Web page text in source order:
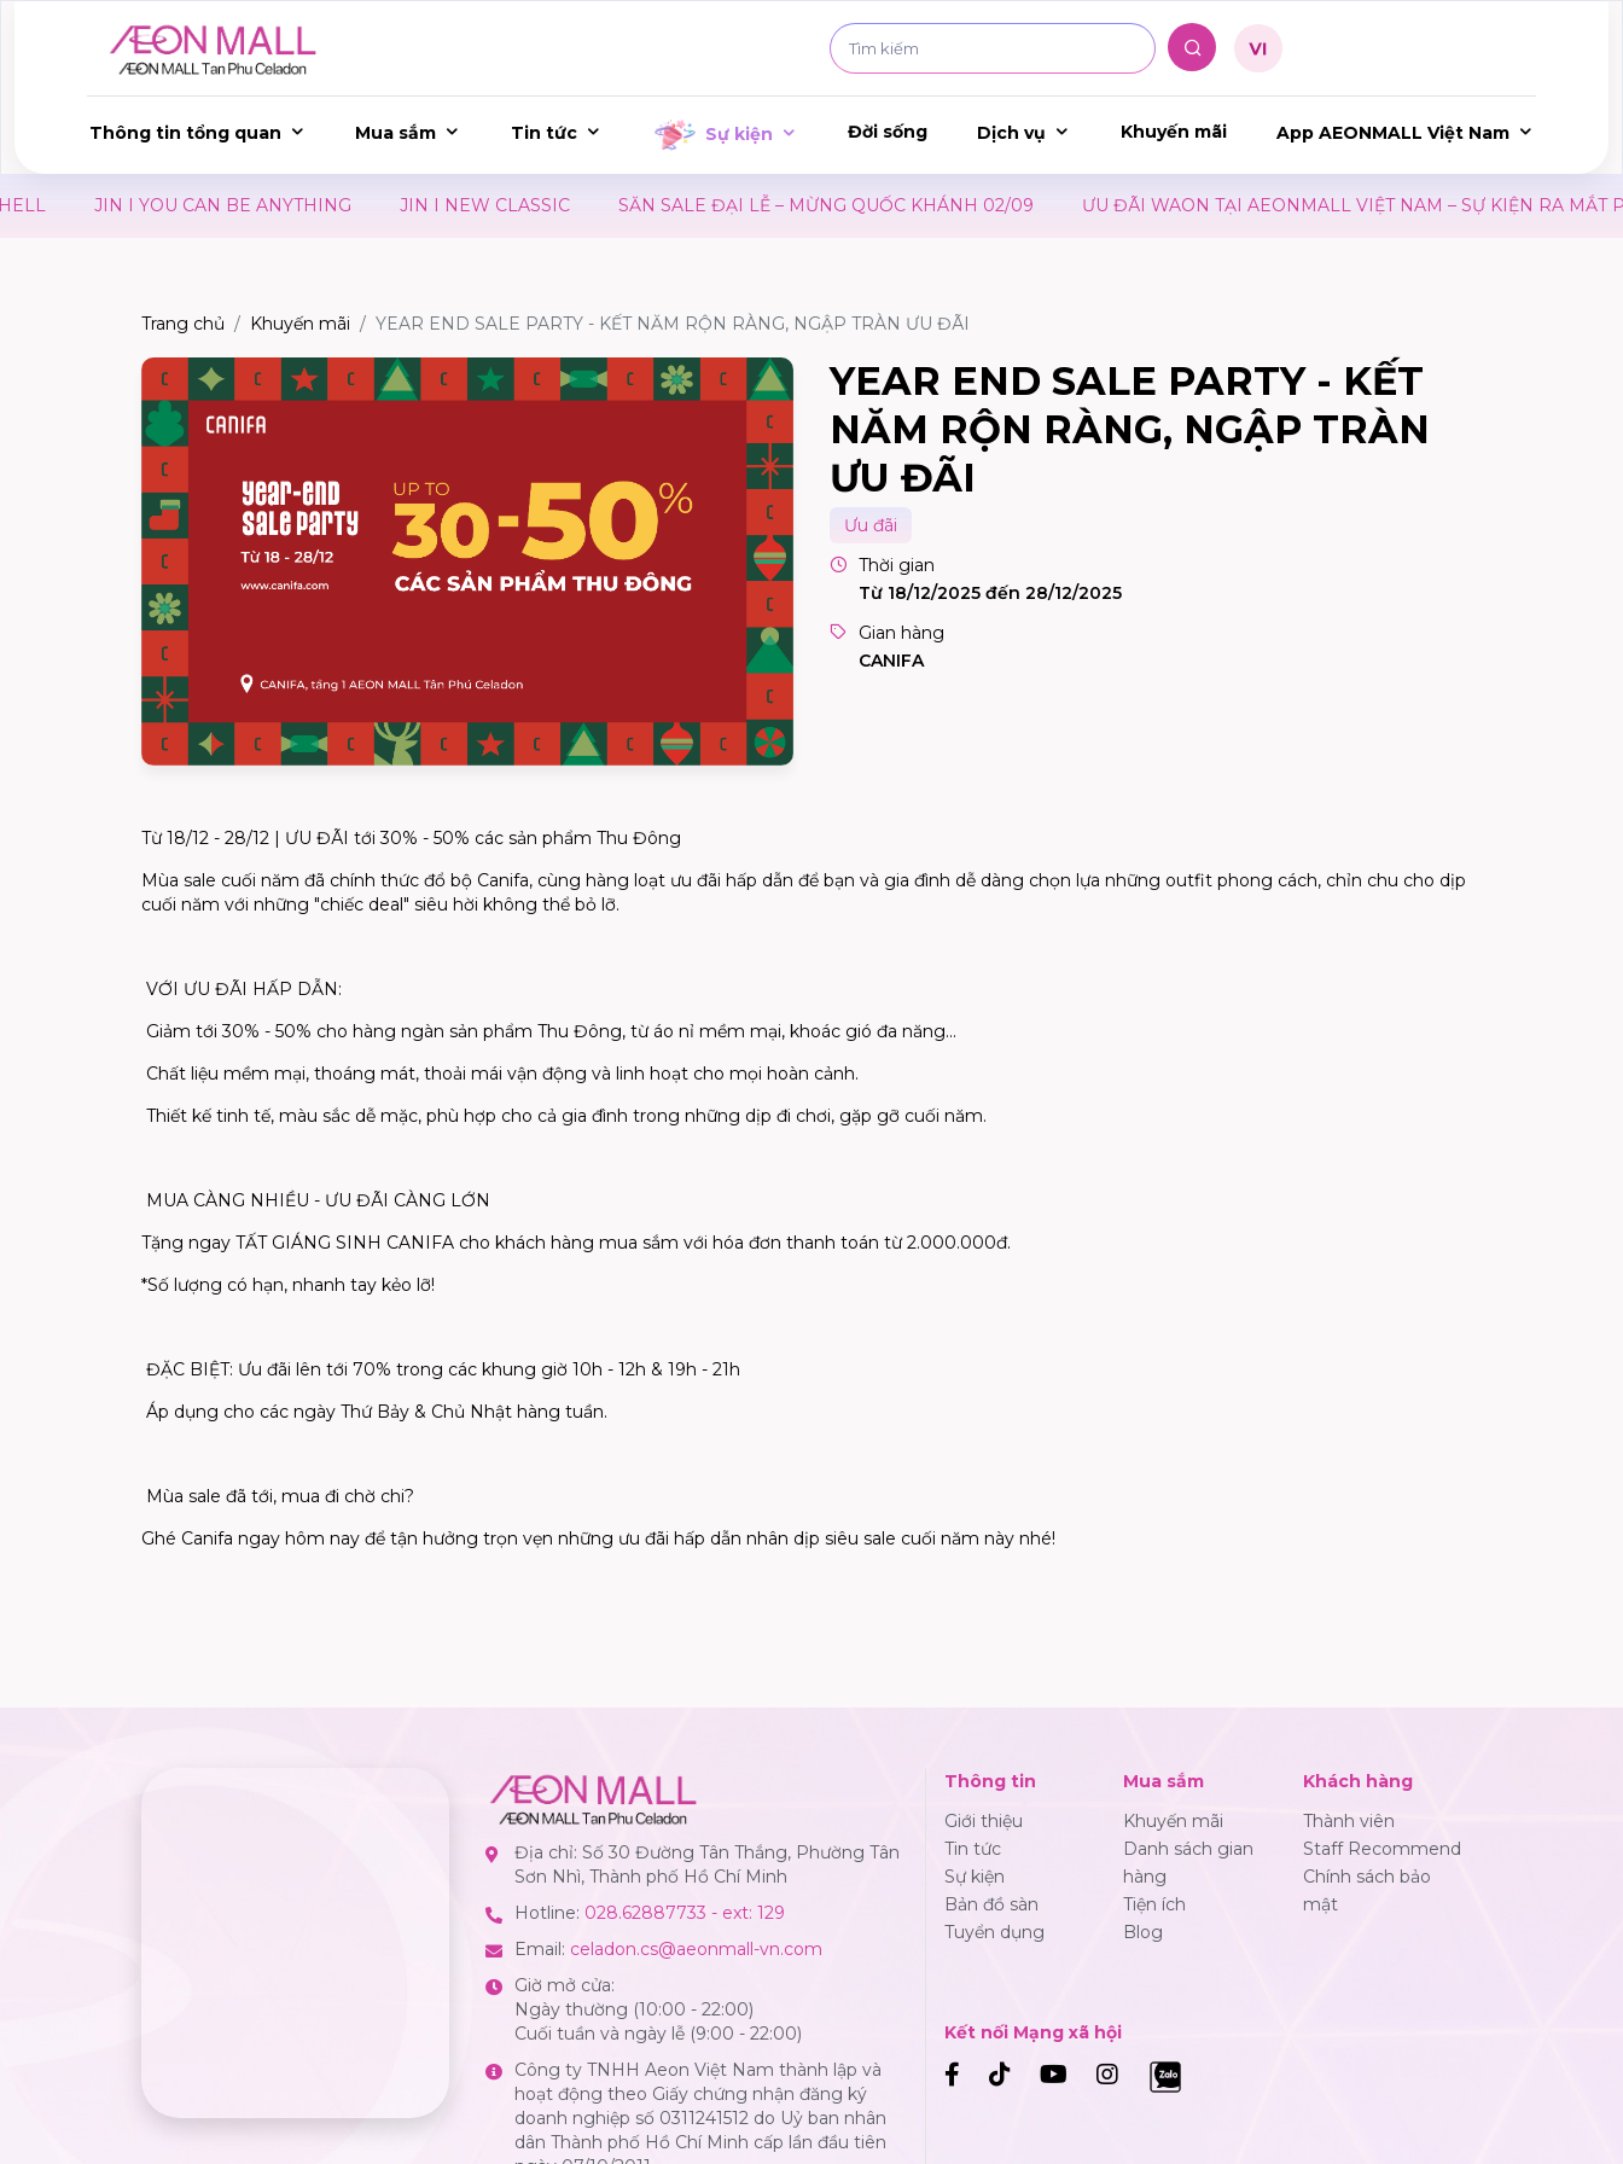
Thông tin tổng quan Mua sắm Tin tức Sự kiện Đời sống Dịch vụ Khuyến mãi App AEONMALL Việt Nam
JIN I YOU CAN BE ANYTHING JIN I NEW CLASSIC SĂN SALE ĐẠI LỄ – MỪNG QUỐC KHÁNH 02/09 ƯU ĐÃI WAON TẠI AEONMALL VIỆT NAM – SỰ KIỆN RA MẮT
Trang chủ Khuyến mãi YEAR END SALE PARTY - KẾT NĂM RỘN RÀNG, NGẬP TRÀN ƯU ĐÃI
YEAR END SALE PARTY - KẾT
NĂM RỘN RÀNG, NGẬP TRÀN
ƯU ĐÃI
Ưu đãi
Thời gian
Từ 18/12/2025 đến 28/12/2025
Gian hàng
CANIFA
Từ 18/12 - 28/12 | ƯU ĐÃI tới 30% - 50% các sản phẩm Thu Đông
Mùa sale cuối năm đã chính thức đổ bộ Canifa, cùng hàng loạt ưu đãi hấp dẫn để bạn và gia đình dễ dàng chọn lựa những outfit phong cách, chỉn chu cho dịp
cuối năm với những "chiếc deal" siêu hời không thể bỏ lỡ.
VỚI ƯU ĐÃI HẤP DẪN:
Giảm tới 30% - 50% cho hàng ngàn sản phẩm Thu Đông, từ áo nỉ mềm mại, khoác gió đa năng...
Chất liệu mềm mại, thoáng mát, thoải mái vận động và linh hoạt cho mọi hoàn cảnh.
Thiết kế tinh tế, màu sắc dễ mặc, phù hợp cho cả gia đình trong những dịp đi chơi, gặp gỡ cuối năm.
MUA CÀNG NHIỀU - ƯU ĐÃI CÀNG LỚN
Tặng ngay TẤT GIÁNG SINH CANIFA cho khách hàng mua sắm với hóa đơn thanh toán từ 2.000.000đ.
*Số lượng có hạn, nhanh tay kẻo lỡ!
ĐẶC BIỆT: Ưu đãi lên tới 70% trong các khung giờ 10h - 12h & 19h - 21h
Áp dụng cho các ngày Thứ Bảy & Chủ Nhật hàng tuần.
Mùa sale đã tới, mua đi chờ chi?
Ghé Canifa ngay hôm nay để tận hưởng trọn vẹn những ưu đãi hấp dẫn nhân dịp siêu sale cuối năm này nhé!
Địa chỉ: Số 30 Đường Tân Thắng, Phường Tân
Sơn Nhì, Thành phố Hồ Chí Minh
Hotline: 028.62887733 - ext: 129
Email: celadon.cs@aeonmall-vn.com
Giờ mở cửa:
Ngày thường (10:00 - 22:00)
Cuối tuần và ngày lễ (9:00 - 22:00)
Công ty TNHH Aeon Việt Nam thành lập và
hoạt động theo Giấy chứng nhận đăng ký
doanh nghiệp số 0311241512 do Uỷ ban nhân
dân Thành phố Hồ Chí Minh cấp lần đầu tiên
Thông tin
Giới thiệu
Tin tức
Sự kiện
Bản đồ sàn
Tuyển dụng
Mua sắm
Khuyến mãi
Danh sách gian
hàng
Tiện ích
Blog
Khách hàng
Thành viên
Staff Recommend
Chính sách bảo
mật
Kết nối Mạng xã hội